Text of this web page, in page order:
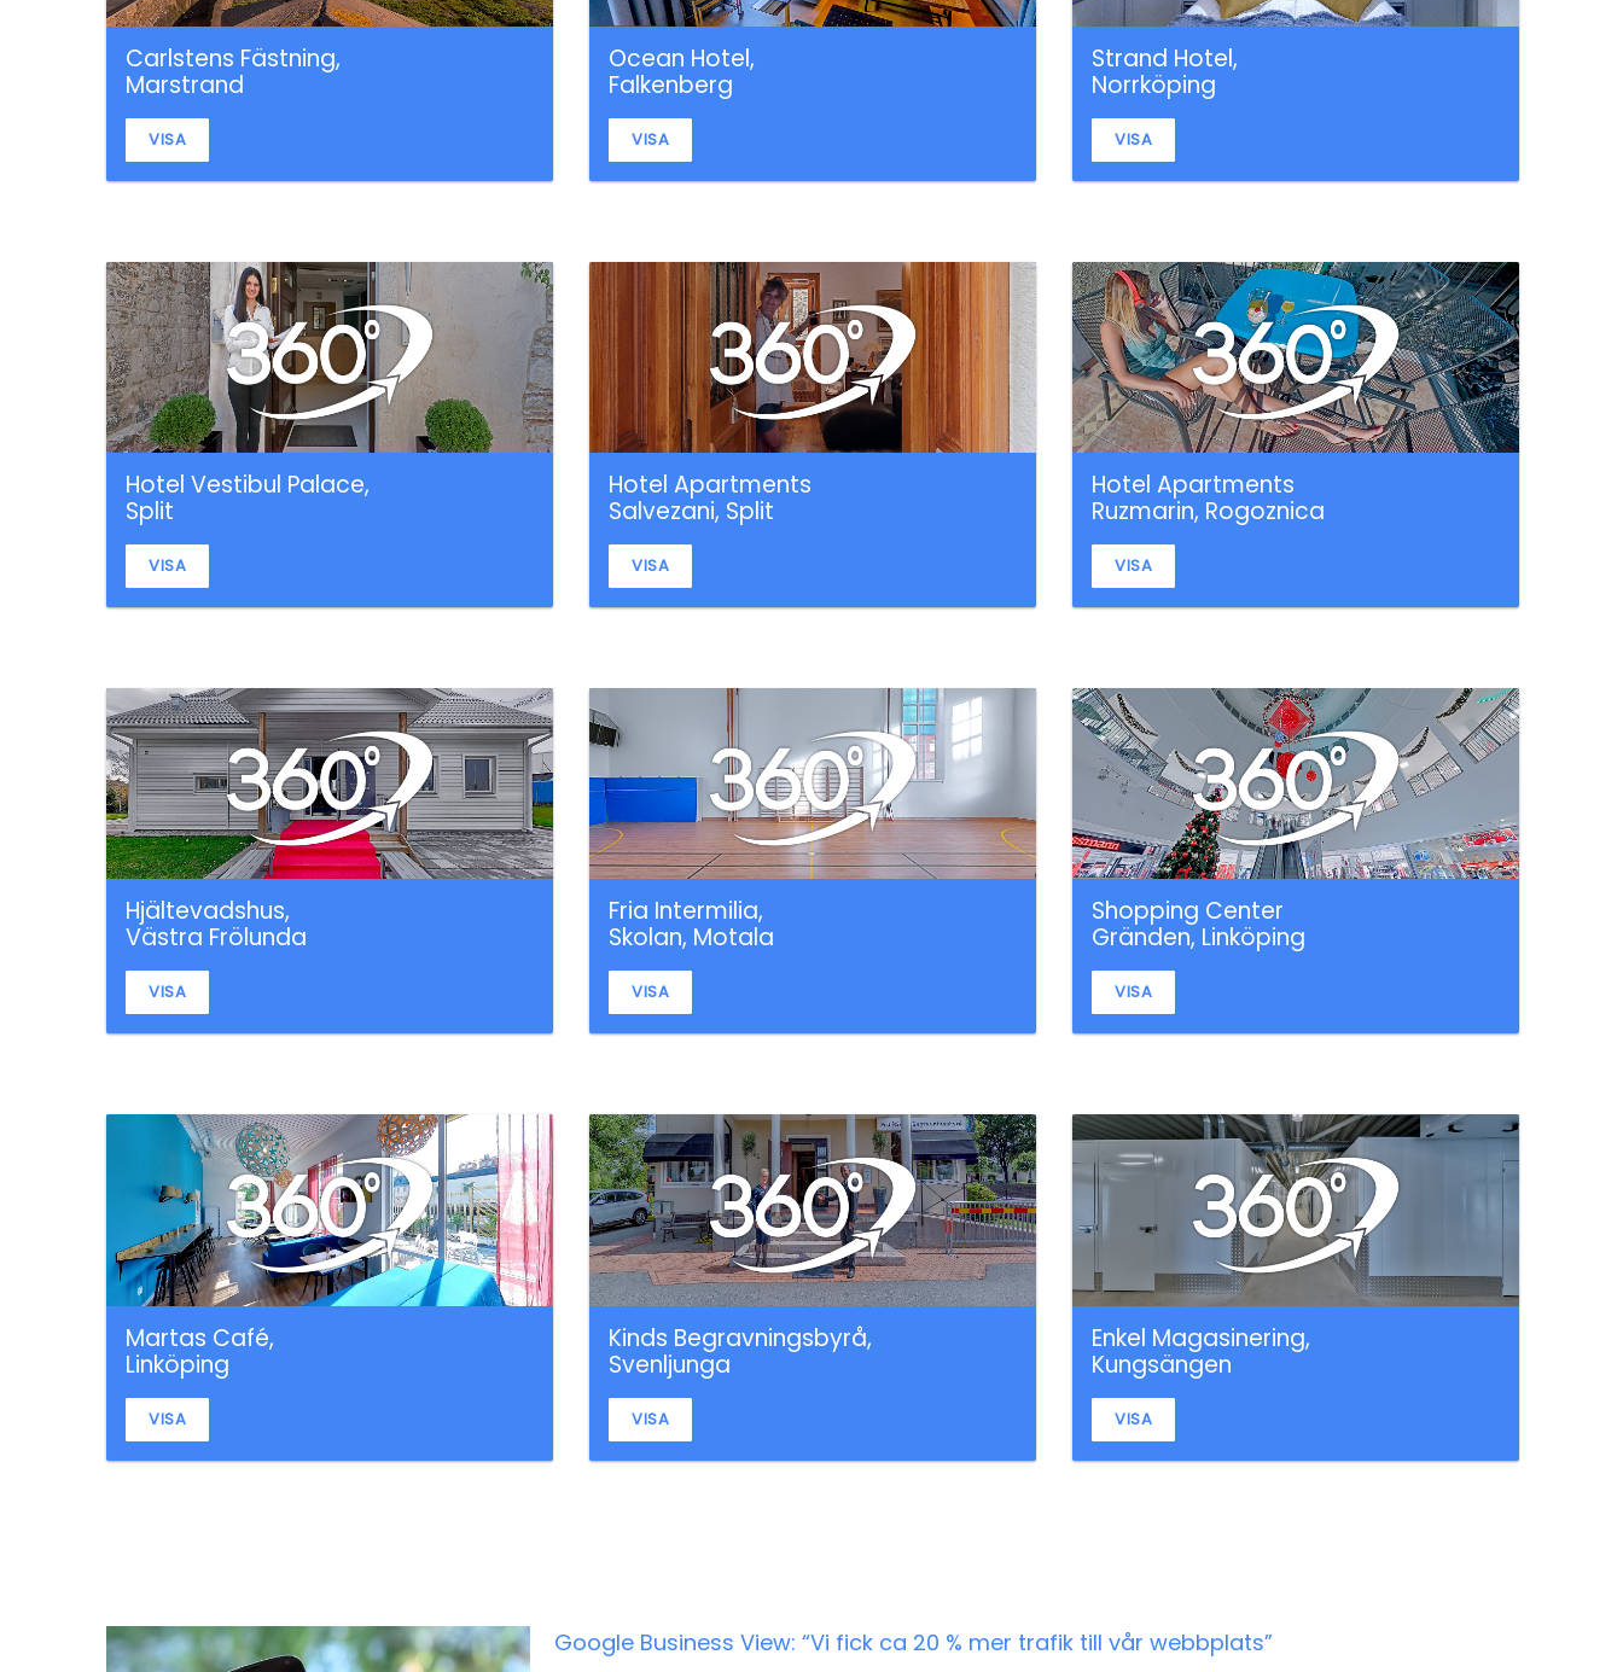
Carlstens Fästning,
Marstrand
VISA
Ocean Hotel,
Falkenberg
VISA
Strand Hotel,
Norrköping
VISA
Hotel Vestibul Palace,
Split
VISA
Hotel Apartments
Salvezani, Split
VISA
Hotel Apartments
Ruzmarin, Rogoznica
VISA
Hjältevadshus,
Västra Frölunda
VISA
Fria Intermilia,
Skolan, Motala
VISA
Shopping Center
Gränden, Linköping
VISA
Martas Café,
Linköping
VISA
Kinds Begravningsbyrå,
Svenljunga
VISA
Enkel Magasinering,
Kungsängen
VISA
Google Business View: “Vi fick ca 20 % mer trafik till vår webbplats”